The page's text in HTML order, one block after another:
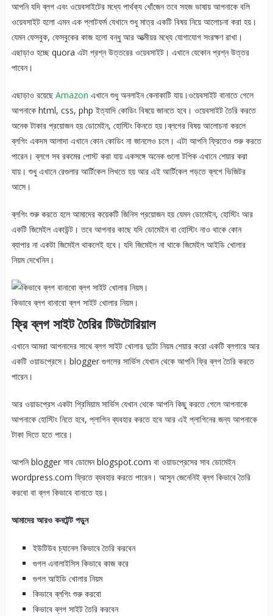
আপনি যদি ব্লগ এবং ওয়েবসাইটের মধ্যে পার্থক্য খোঁজেন তবে সহজ ভাষায় আপনাকে বলি
ওয়েবসাইট হলো এমন এক প্লাটফর্ম যেখানে শুধু মাত্র একটি বিষয় নিয়ে আলোচনা করা হয়।
যেমন ফেসবুক, ফেসবুকের কাজ হলো বন্ধু আর আত্মীয়র মধ্যে যোগাযোগ সংরক্ষণ রাখা।
এছাড়াও হচ্ছে quora এটা প্রশ্ন উত্তরের ওয়েবসাইট। এখানে যেকোন প্রশ্ন উত্তর
পাবেন।
এছাড়াও রয়েছে Amazon এখানে শুধু অনলাইন কেনাকাটি যায়।ওয়েবসাইট বানাতে গেলে
আপনাকে html, css, php ইত্যাদি কোডিং বিষয়ে জানতে হবে। ওয়েবসাইট তৈরি করতে
অনেক টাকার প্রয়োজন হয় ডোমেইন, হোস্টিং কিনতে হয়।ব্লগের বিষয় আলোচনা করলে
ব্লগিং একদম আলাদা এখানে কোন কোডিং না জানলেও চলে। এটা আপনি ফ্রিতেও শুরু করতে
পারেন। ব্লগে সব রকমের পোস্ট করা যায় একসঙ্গে অনেক গুলো টপিক এখানে শেয়ার করা
যায়। শুধু এখানে রেগুলার আর্টিকেল লিখতে হয় আর এই আর্টিকেল পড়তে ব্লগে ভিজিটর
আসে।
ব্লগিং শুরু করতে হলে আমাদের কয়েকটি জিনিস প্রয়োজন হয় যেমন ডোমেইন, হোস্টিং আর
একটি জিমেইল একাউন্ট। তবে আপনার কাছে যদি ডোমেইন বা হোস্টিং নাও থাকে কোন
ব্যাপার না একটা জিমেইল থাকলেই হবে। যদি জিমেইল না থাকে জিমেইল আইডি খোলার
নিয়ম দেখেনিন।
কিভাবে ব্লগ বানাবো ব্লগ সাইট খোলার নিয়ম।
ফ্রি ব্লগ সাইট তৈরির টিউটোরিয়াল
এখানে আমরা আপনাদের সাথে ব্লগ সাইট খোলার দুটো নিয়ম শেয়ার করো একটি ব্লগারে আর
একটি ওয়াডপ্রেসে। blogger গুগলের সার্ভিস যেখান থেকে আপনি ফ্রি ব্লগ তৈরি করতে
পারেন।
আর ওয়াডপ্রেস একটা প্রিমিয়াম সার্ভিস যেখান থেকে আপনি কিছু করতে গেলে আপনাকে
আপনাকে হোস্টিং নিতে হবে, প্লাগিন ব্যবহার করতে হবে আর এই প্লাগিনের জন্য আপনাকে
টাকা দিতে হতে পারে।
আপনি blogger সাব ডোমেন blogspot.com বা ওয়াডপ্রেসের সাব ডোমেইন
wordpress.com ফ্রিতে ব্যবহার করতে পারেন। আসুন জেনেনিই ব্লগ কিভাবে তৈরি
করবো বা ব্লগ কিভাবে বানাতে হয়।
আমাদের আরও কনটেন্ট পড়ুন
ইউটিউব চ্যানেল কিভাবে তৈরি করবেন
গুগল এনালাইসিস কিভাবে কাজ করে
গুগল আইডি খোলার নিয়ম
কিভাবে ব্লগিং শুরু করবো
কিভাবে ব্লগ সাইট তৈরি করবেন